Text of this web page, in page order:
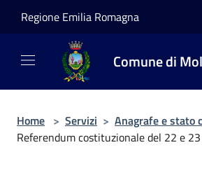
Regione Emilia Romagna
Comune di
Home > Servizi > Anagrafe e stato
Referendum costituzionale del 22 e